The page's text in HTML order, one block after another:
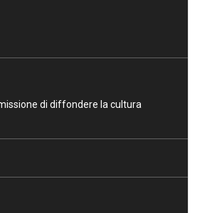
di diffondere la cultura